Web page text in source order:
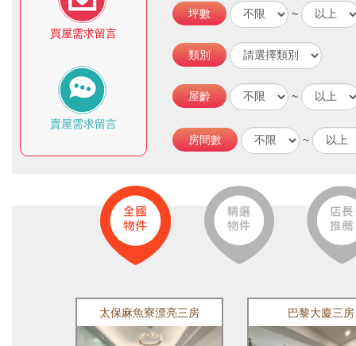
買屋需求留言
賣屋需求留言
坪數 ~
類別
屋齡 ~
房間數 ~
太保麻魚寮漂亮三房 巴黎大廈三房